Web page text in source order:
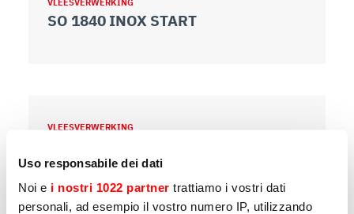
Uso responsabile dei dati
Noi e i nostri 1022 partner trattiamo i vostri dati
personali, ad esempio il vostro numero IP, utilizzando
VLEESVERWERKING
SO 1840 INOX START
VLEESVERWERKING